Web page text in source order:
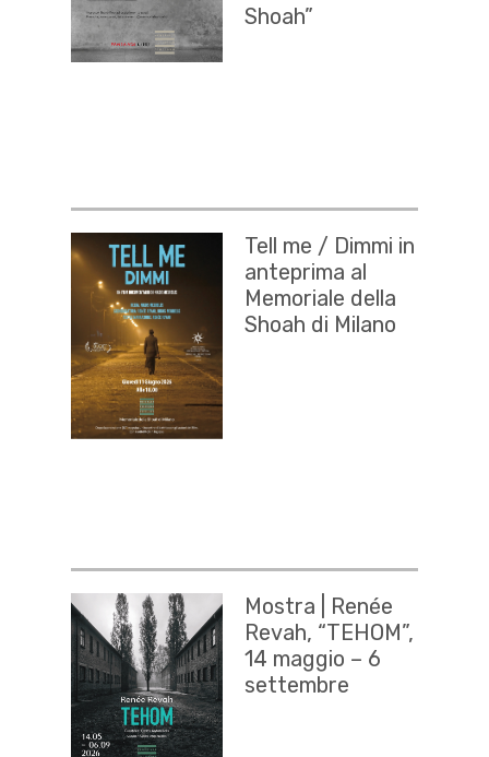
Shoah”
Tell me / Dimmi in
anteprima al
Memoriale della
Shoah di Milano
Mostra | Renée
Revah, “TEHOM”,
14 maggio – 6
settembre